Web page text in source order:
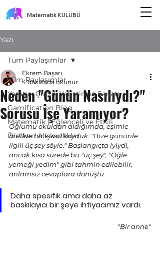
Matematik KULÜBÜ
Yazı
Tüm Paylaşımlar
Yaratıcı Çocuk Yetiştirme Sanatı
Gamification Blog
Matematik | Eğlenceli ve Etkili
Üretken Alışkanlıklar
Tüm Paylaşımlar
Neden "Günün Nasılıydı?"
Sorusu İşe Yaramıyor?
Ekrem Başarı
4 dakikada okunur
Oğlumu okuldan aldığımda, eşimle
birlikte bir kural koyduk: "Bize gününle
ilgili üç şey söyle." Başlangıçta iyiydi,
ancak kısa sürede bu "üç şey", "Öğle
yemeği yedim" gibi tahmin edilebilir,
anlamsız cevaplara dönüştü.
Daha spesifik ama daha az
baskılayıcı bir şeye ihtiyacımız vardı.
"Bir anne"